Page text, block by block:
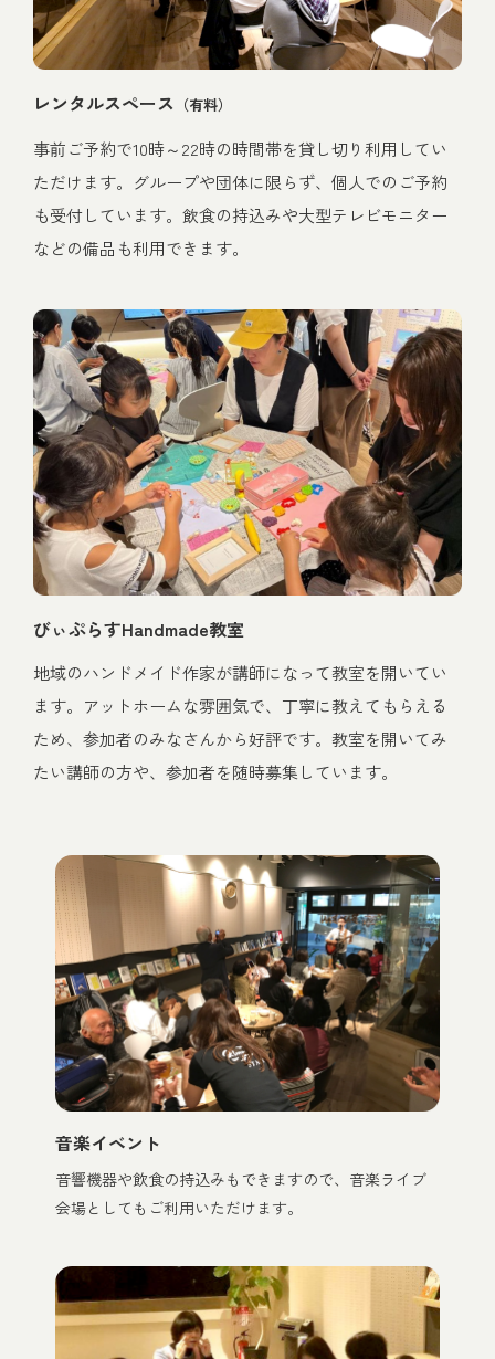
レンタルスペース （有料）
事前ご予約で10時～22時の時間帯を貸し切り利用してい
ただけます。グループや団体に限らず、個人でのご予約
も受付しています。飲食の持込みや大型テレビモニター
などの備品も利用できます。
びぃぷらすHandmade教室
地域のハンドメイド作家が講師になって教室を開いてい
ます。アットホームな雰囲気で、丁寧に教えてもらえる
ため、参加者のみなさんから好評です。教室を開いてみ
たい講師の方や、参加者を随時募集しています。
音楽イベント
音響機器や飲食の持込みもできますので、音楽ライブ
会場としてもご利用いただけます。